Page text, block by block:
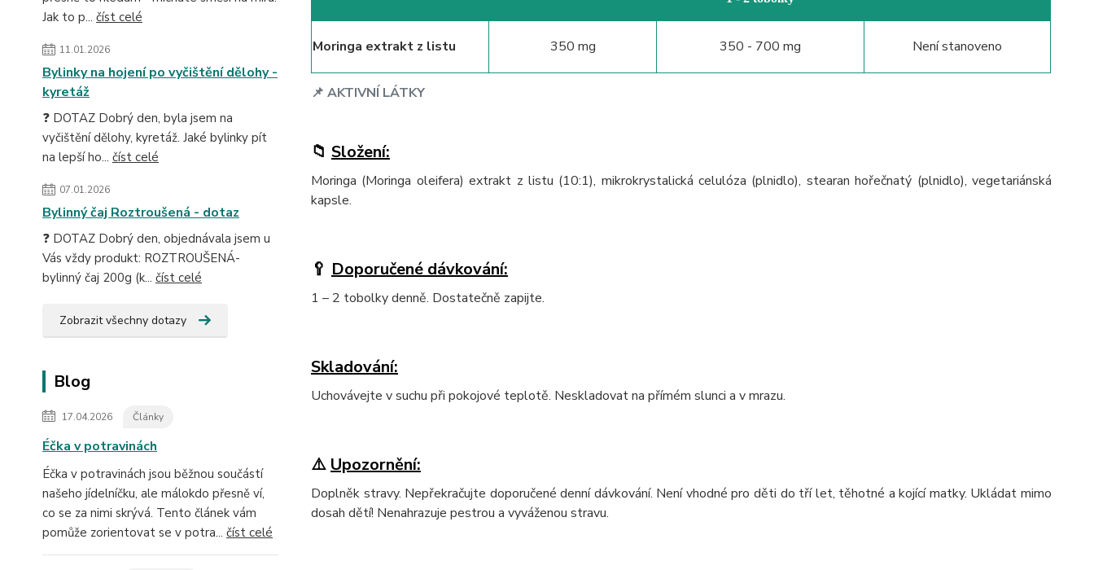
Jak to p... číst celé
11.01.2026
Bylinky na hojení po vyčištění dělohy -
kyretáž
❓ DOTAZ Dobrý den, byla jsem na
vyčištění dělohy, kyretáž. Jaké bylinky pít
na lepší ho... číst celé
07.01.2026
Bylinný čaj Roztroušená - dotaz
❓ DOTAZ Dobrý den, objednávala jsem u
Vás vždy produkt: ROZTROUŠENÁ-
bylinný čaj 200g (k... číst celé
Zobrazit všechny dotazy
Blog
17.04.2026 Články
Éčka v potravinách
Éčka v potravinách jsou běžnou součástí
našeho jídelníčku, ale málokdo přesně ví,
co se za nimi skrývá. Tento článek vám
pomůže zorientovat se v potra... číst celé
📌AKTIVNÍ LÁTKY
Moringa extrakt z listu 350 mg 350 - 700 mg Není stanoveno
📁 Složení:
Moringa (Moringa oleifera) extrakt z listu (10:1), mikrokrystalická celulóza (plnidlo), stearan hořečnatý (plnidlo), vegetariánská
kapsle.
🥄 Doporučené dávkování:
1 – 2 tobolky denně. Dostatečně zapijte.
Skladování:
Uchovávejte v suchu při pokojové teplotě. Neskladovat na přímém slunci a v mrazu.
⚠️ Upozornění:
Doplněk stravy. Nepřekračujte doporučené denní dávkování. Není vhodné pro děti do tří let, těhotné a kojící matky. Ukládat mimo
dosah dětí! Nenahrazuje pestrou a vyváženou stravu.